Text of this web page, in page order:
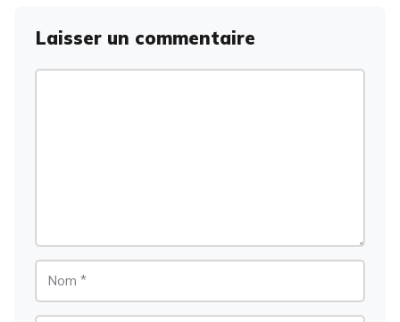
Laisser un commentaire